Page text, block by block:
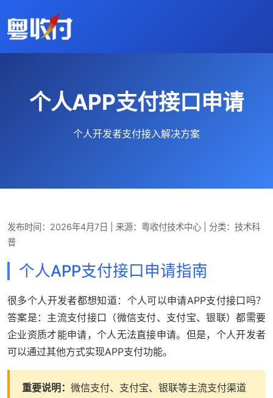
个人APP支付接口申请
个人开发者支付接入解决方案
发布时间：2026年4月7日 来源：粤收付技术中心
分类：技术科
普
个人APP支付接口申请指南
很多个人开发者都想知道：个人可以申请APP支付接口吗？
答案是：主流支付接口（微信支付、支付宝、银联）都需要
企业资质才能申请，个人无法直接申请。但是，个人开发者
可以通过其他方式实现APP支付功能。
重要说明： 微信支付、支付宝、银联等主流支付渠道